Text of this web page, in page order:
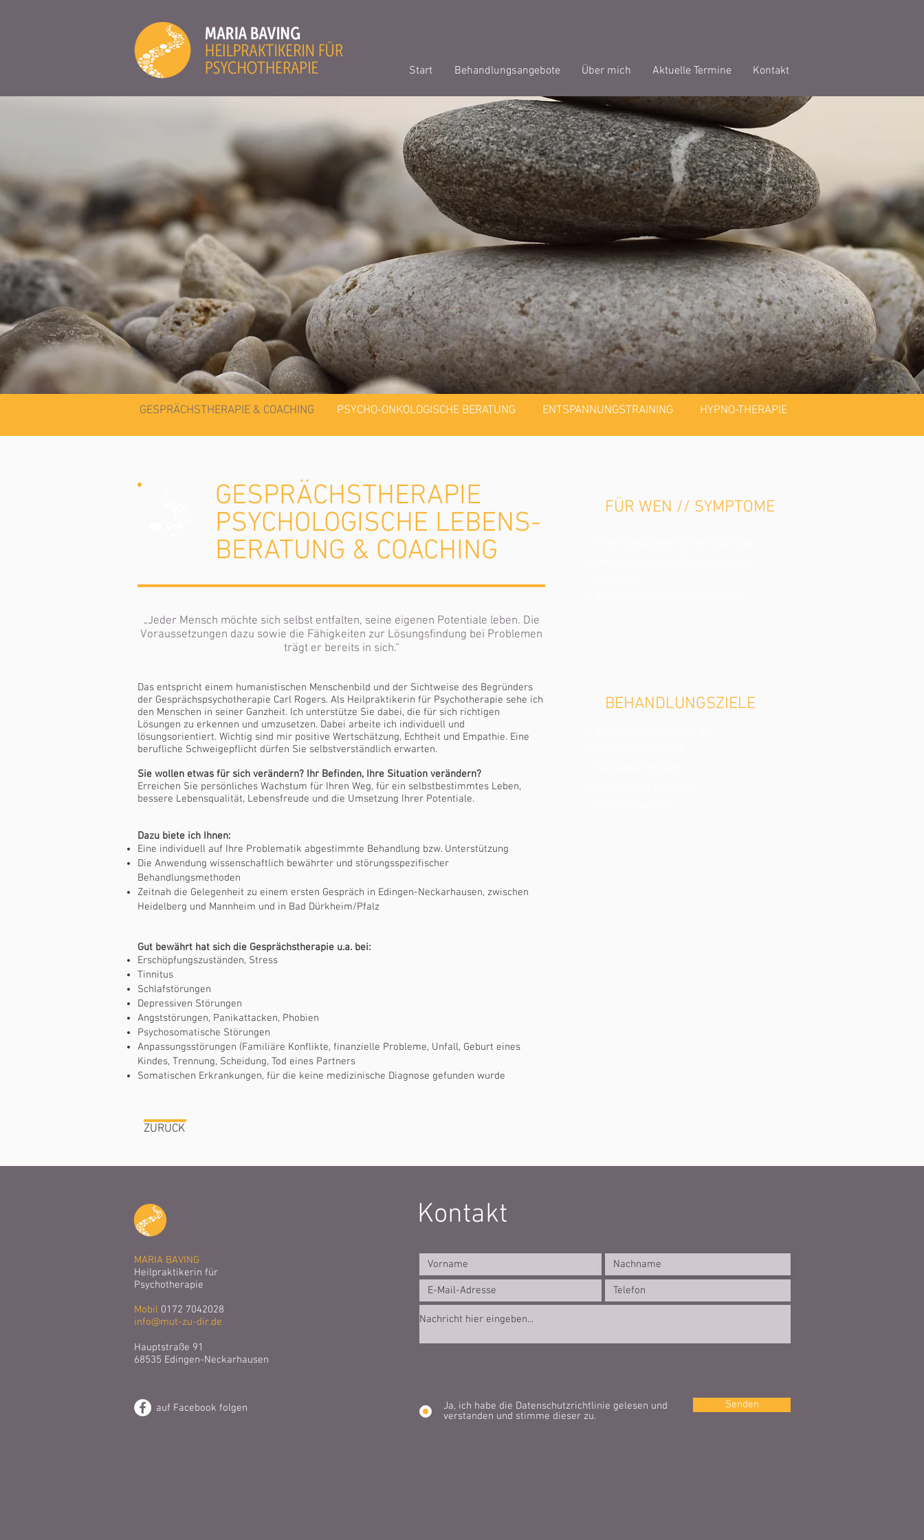
Start Behandlungsangebote Über mich Aktuelle Termine Kontakt
GESPRÄCHSTHERAPIE & COACHING PSYCHO-ONKOLOGISCHE BERATUNG ENTSPANNUNGSTRAINING HYPNO-THERAPIE
GESPRÄCHSTHERAPIE
PSYCHOLOGISCHE LEBENS-
BERATUNG & COACHING
„Jeder Mensch möchte sich selbst entfalten, seine eigenen Potentiale leben. Die
Voraussetzungen dazu sowie die Fähigkeiten zur Lösungsfindung bei Problemen
trägt er bereits in sich.“
Das entspricht einem humanistischen Menschenbild und der Sichtweise des Begründers
der Gesprächspsychotherapie Carl Rogers. Als Heilpraktikerin für Psychotherapie sehe ich
den Menschen in seiner Ganzheit. Ich unterstütze Sie dabei, die für sich richtigen
Lösungen zu erkennen und umzusetzen. Dabei arbeite ich individuell und
lösungsorientiert. Wichtig sind mir positive Wertschätzung, Echtheit und Empathie. Eine
berufliche Schweigepflicht dürfen Sie selbstverständlich erwarten.
Sie wollen etwas für sich verändern? Ihr Befinden, Ihre Situation verändern?
Erreichen Sie persönliches Wachstum für Ihren Weg, für ein selbstbestimmtes Leben,
bessere Lebensqualität, Lebensfreude und die Umsetzung Ihrer Potentiale.
Dazu biete ich Ihnen:​
Eine individuell auf Ihre Problematik abgestimmte Behandlung bzw. Unterstützung
Die Anwendung wissenschaftlich bewährter und störungsspezifischer
Behandlungsmethoden
Zeitnah die Gelegenheit zu einem ersten Gespräch in Edingen-Neckarhausen, zwischen
Heidelberg und Mannheim und in Bad Dürkheim/Pfalz
Gut bewährt hat sich die Gesprächstherapie u.a. bei:
Erschöpfungszuständen, Stress
Tinnitus
Schlafstörungen
Depressiven Störungen
Angststörungen, Panikattacken, Phobien
Psychosomatische Störungen
Anpassungsstörungen (Familiäre Konflikte, finanzielle Probleme, Unfall, Geburt eines
Kindes, Trennung, Scheidung, Tod eines Partners
Somatischen Erkrankungen, für die keine medizinische Diagnose gefunden wurde
FÜR WEN // SYMPTOME
BEHANDLUNGSZIELE
ZURÜCK
Kontakt
MARIA BAVING
Heilpraktikerin für
Psychotherapie
Mobil 0172 7042028
info@mut-zu-dir.de
Hauptstraße 91
68535 Edingen-Neckarhausen
auf Facebook folgen
Ja, ich habe die Datenschutzrichtlinie gelesen und
verstanden und stimme dieser zu.
Senden